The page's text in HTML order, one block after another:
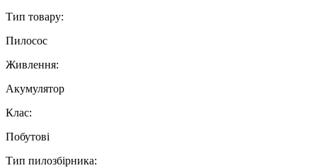
Тип товару:
Пилосос
Живлення:
Акумулятор
Клас:
Побутові
Тип пилозбірника: